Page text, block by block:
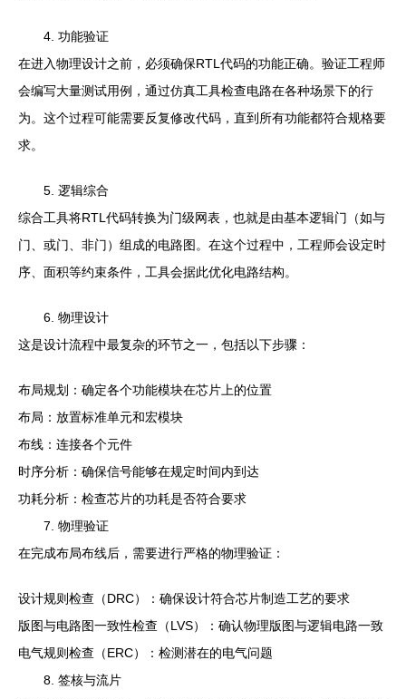
4. 功能验证
在进入物理设计之前，必须确保RTL代码的功能正确。验证工程师
会编写大量测试用例，通过仿真工具检查电路在各种场景下的行
为。这个过程可能需要反复修改代码，直到所有功能都符合规格要
求。
5. 逻辑综合
综合工具将RTL代码转换为门级网表，也就是由基本逻辑门（如与
门、或门、非门）组成的电路图。在这个过程中，工程师会设定时
序、面积等约束条件，工具会据此优化电路结构。
6. 物理设计
这是设计流程中最复杂的环节之一，包括以下步骤：
布局规划：确定各个功能模块在芯片上的位置
布局：放置标准单元和宏模块
布线：连接各个元件
时序分析：确保信号能够在规定时间内到达
功耗分析：检查芯片的功耗是否符合要求
7. 物理验证
在完成布局布线后，需要进行严格的物理验证：
设计规则检查（DRC）：确保设计符合芯片制造工艺的要求
版图与电路图一致性检查（LVS）：确认物理版图与逻辑电路一致
电气规则检查（ERC）：检测潜在的电气问题
8. 签核与流片